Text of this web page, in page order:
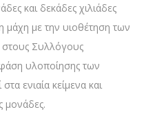
και δεκάδες χιλιάδες
μάχη με την υιοθέτηση των
στους Συλλόγους
υλοποίησης των
ενιαία κείμενα και
μονάδες.